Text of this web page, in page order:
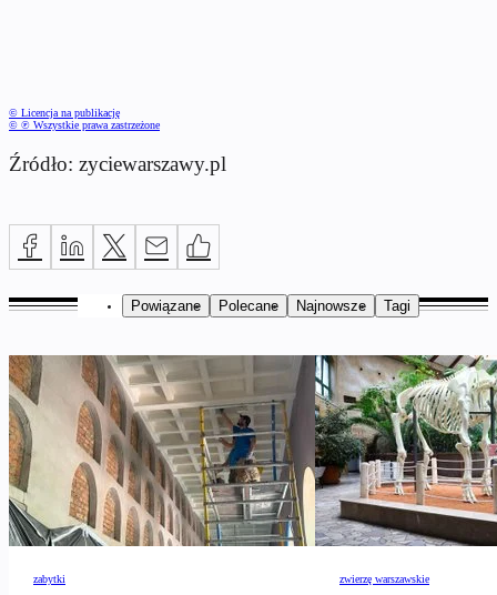
© Licencja na publikację
© ℗ Wszystkie prawa zastrzeżone
Źródło: zyciewarszawy.pl
Powiązane Polecane Najnowsze Tagi
zabytki zwierzę warszawskie